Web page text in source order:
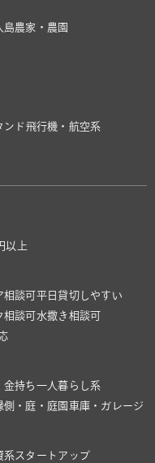
島農家・農園
ンド 飛行機・航空系
以上
相談可平日貸切しやすい
相談可水撒き相談可
金持ち 一人暮らし系
側・庭・庭園 車庫・ガレージ
系スタートアップ